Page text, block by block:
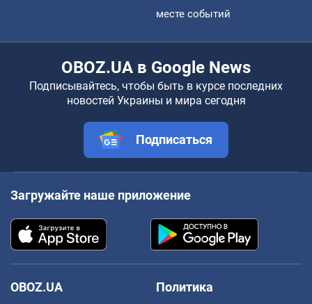
месте событий
OBOZ.UA в Google News
Подписывайтесь, чтобы быть в курсе последних
новостей Украины и мира сегодня
Подписаться
Загружайте наше приложение
OBOZ.UA
Политика